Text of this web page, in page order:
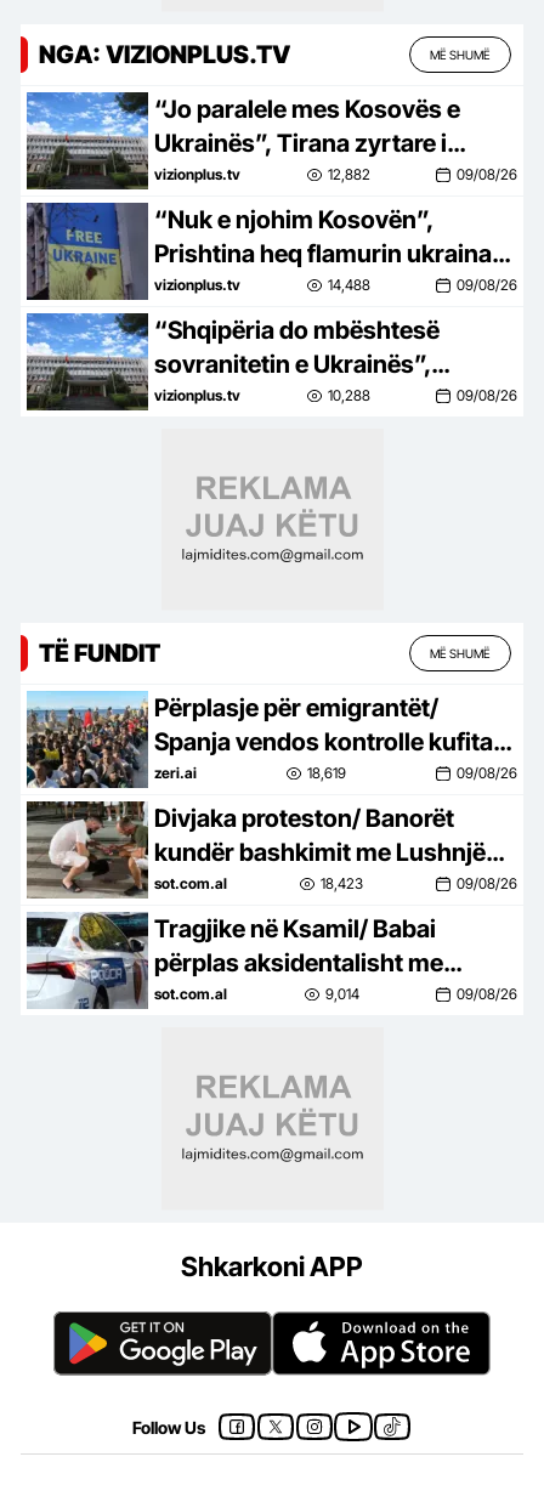
NGA: VIZIONPLUS.TV MË SHUMË
“Jo paralele mes Kosovës e
Ukrainës”, Tirana zyrtare i
përgjigjet deklaratave të
Zelenskyt në Beograd
vizionplus.tv 12,882 09/08/26
“Nuk e njohim Kosovën”,
Prishtina heq flamurin ukrainas
pas deklaratës së Zelenskyt
vizionplus.tv 14,488 09/08/26
“Shqipëria do mbështesë
sovranitetin e Ukrainës”,
Zelensky tha se nuk e njeh
vizionplus.tv 10,288 09/08/26
TË FUNDIT MË SHUMË
Përplasje për emigrantët/
Spanja vendos kontrolle kufitare
ndaj udhëtarëve nga Italia
zeri.ai 18,619 09/08/26
Divjaka proteston/ Banorët
kundër bashkimit me Lushnjën,
djegin teserat e PS: Mos na
prekni identitetin!
sot.com.al 18,423 09/08/26
Tragjike në Ksamil/ Babai
përplas aksidentalisht me
makinë vajzën, ndërron jetë 4-
sot.com.al 9,014 09/08/26
Shkarkoni APP
Follow Us